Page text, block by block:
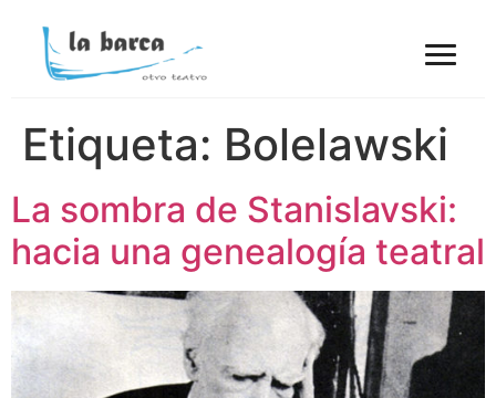
Etiqueta: Bolelawski
La sombra de Stanislavski:
hacia una genealogía teatral